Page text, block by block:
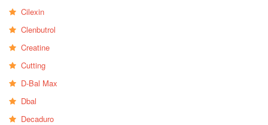
Cilexin
Clenbutrol
Creatine
Cutting
D-Bal Max
Dbal
Decaduro